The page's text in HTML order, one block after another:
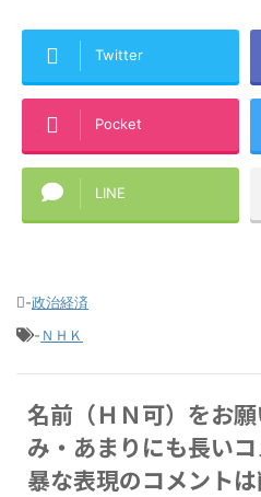
Twitter
Pocket
LINE
-政治経済
- ＮＨＫ
名前（ＨＮ可）をお
み・あまりにも長い
暴な表現のコメントは